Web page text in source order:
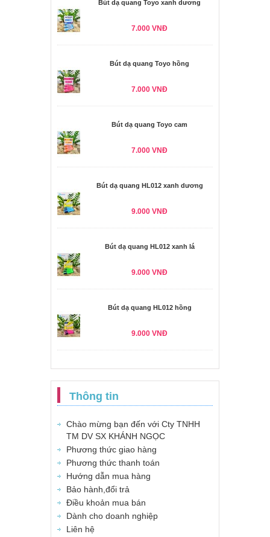
Bút dạ quang Toyo xanh dương
7.000 VNĐ
Bút dạ quang Toyo hồng
7.000 VNĐ
Bút dạ quang Toyo cam
7.000 VNĐ
Bút dạ quang HL012 xanh dương
9.000 VNĐ
Bút dạ quang HL012 xanh lá
9.000 VNĐ
Bút dạ quang HL012 hồng
9.000 VNĐ
Thông tin
Chào mừng bạn đến với Cty TNHH
TM DV SX KHÁNH NGỌC
Phương thức giao hàng
Phương thức thanh toán
Hướng dẫn mua hàng
Bảo hành,đổi trả
Điều khoản mua bán
Dành cho doanh nghiệp
Liên hệ